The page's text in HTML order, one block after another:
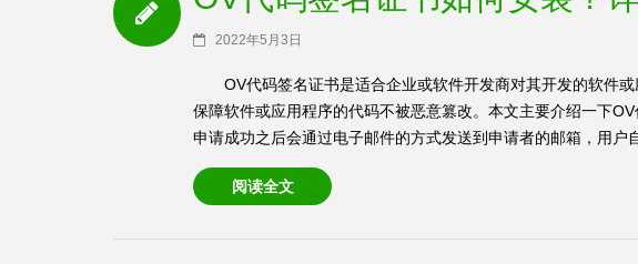
2022年5月3日
OV代码签名证书是适合企业或软件开发商对其开发的软件
保障软件或应用程序的代码不被恶意篡改。本文主要介绍一下
申请成功之后会通过电子邮件的方式发送到申请者的邮箱，用户
阅读全文